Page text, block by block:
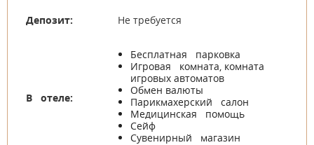
Депозит: Не требуется
В отеле:
Бесплатная парковка
Игровая комната, комната
игровых автоматов
Обмен валюты
Парикмахерский салон
Медицинская помощь
Сейф
Сувенирный магазин